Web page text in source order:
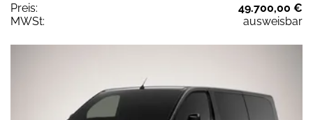
Preis:
49.700,00 €
MWSt:
ausweisbar